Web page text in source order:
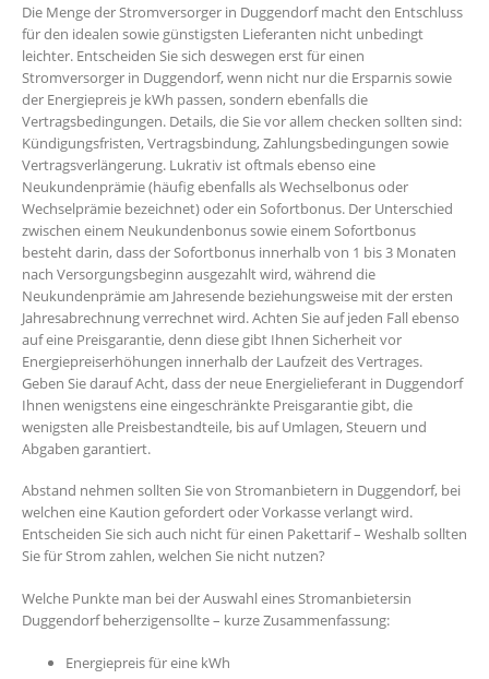
Die Menge der Stromversorger in Duggendorf macht den Entschluss
für den idealen sowie günstigsten Lieferanten nicht unbedingt
leichter. Entscheiden Sie sich deswegen erst für einen
Stromversorger in Duggendorf, wenn nicht nur die Ersparnis sowie
der Energiepreis je kWh passen, sondern ebenfalls die
Vertragsbedingungen. Details, die Sie vor allem checken sollten sind:
Kündigungsfristen, Vertragsbindung, Zahlungsbedingungen sowie
Vertragsverlängerung. Lukrativ ist oftmals ebenso eine
Neukundenprämie (häufig ebenfalls als Wechselbonus oder
Wechselprämie bezeichnet) oder ein Sofortbonus. Der Unterschied
zwischen einem Neukundenbonus sowie einem Sofortbonus
besteht darin, dass der Sofortbonus innerhalb von 1 bis 3 Monaten
nach Versorgungsbeginn ausgezahlt wird, während die
Neukundenprämie am Jahresende beziehungsweise mit der ersten
Jahresabrechnung verrechnet wird. Achten Sie auf jeden Fall ebenso
auf eine Preisgarantie, denn diese gibt Ihnen Sicherheit vor
Energiepreiserhöhungen innerhalb der Laufzeit des Vertrages.
Geben Sie darauf Acht, dass der neue Energielieferant in Duggendorf
Ihnen wenigstens eine eingeschränkte Preisgarantie gibt, die
wenigsten alle Preisbestandteile, bis auf Umlagen, Steuern und
Abgaben garantiert.
Abstand nehmen sollten Sie von Stromanbietern in Duggendorf, bei
welchen eine Kaution gefordert oder Vorkasse verlangt wird.
Entscheiden Sie sich auch nicht für einen Pakettarif – Weshalb sollten
Sie für Strom zahlen, welchen Sie nicht nutzen?
Welche Punkte man bei der Auswahl eines Stromanbietersin
Duggendorf beherzigensollte – kurze Zusammenfassung:
Energiepreis für eine kWh